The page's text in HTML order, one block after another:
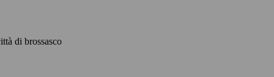
di brossasco